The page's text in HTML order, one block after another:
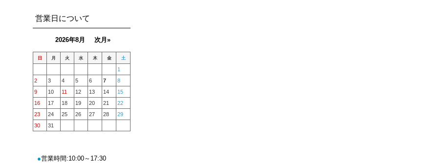
営業日について
2026年8月 次月»
日 月 火 水 木 金 土
1
2
3 4 5 6 7
8
9
10 11 12 13 14
15
16
17 18 19 20 21
22
23
24 25 26 27 28
29
30
31
●営業時間:10:00～17:30